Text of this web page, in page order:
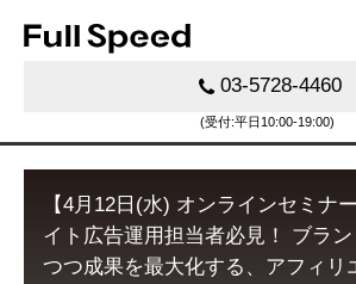
03-5728-4460
(受付:平日10:00-19:00)
【4月12日(水) オンラインセミナ
イト広告運用担当者必見！ ブラ
つつ成果を最大化する、アフィリ